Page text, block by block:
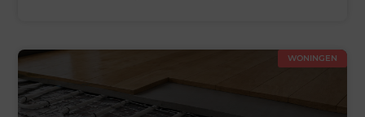
WONINGEN